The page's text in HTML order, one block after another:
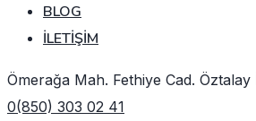
BLOG
İLETIŞIM
Ömerağa Mah. Fethiye Cad. Öztalay
0(850) 303 02 41